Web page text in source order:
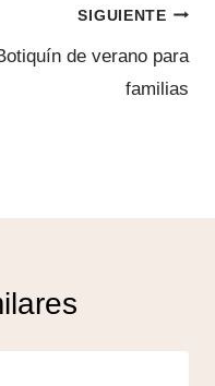
SIGUIENTE
de verano para
familias